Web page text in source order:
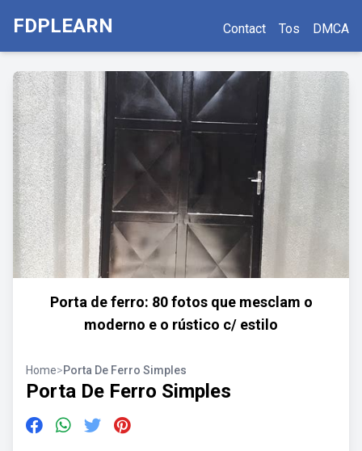
FDPLEARN Contact Tos DMCA
Porta de ferro: 80 fotos que mesclam o
moderno e o rústico c/ estilo
Home>Porta De Ferro Simples
Porta De Ferro Simples